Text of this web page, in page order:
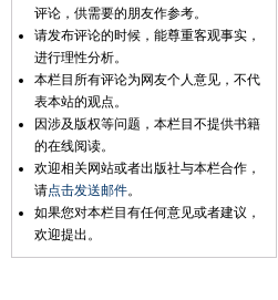
评论，供需要的朋友作参考。
请发布评论的时候，能尊重客观事实，
进行理性分析。
本栏目所有评论为网友个人意见，不代
表本站的观点。
因涉及版权等问题，本栏目不提供书籍
的在线阅读。
欢迎相关网站或者出版社与本栏合作，
请点击发送邮件。
如果您对本栏目有任何意见或者建议，
欢迎提出。